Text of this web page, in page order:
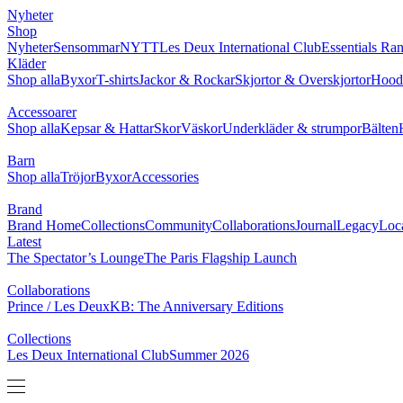
Nyheter
Shop
NyheterSensommarNYTTLes Deux International ClubEssentials
Kläder
Shop allaByxorT-shirtsJackor & RockarSkjortor & Overskjortor
Accessoarer
Shop allaKepsar & HattarSkorVäskorUnderkläder & strumporBälten
Barn
Shop allaTröjorByxorAccessories
Brand
Brand HomeCollectionsCommunityCollaborationsJournalLegacy
Latest
The Spectator’s LoungeThe Paris Flagship Launch
Collaborations
Prince / Les DeuxKB: The Anniversary Editions
Collections
Les Deux International ClubSummer 2026